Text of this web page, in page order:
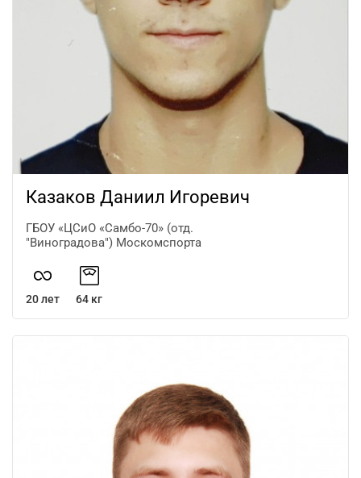
Казаков Даниил Игоревич
ГБОУ «ЦСиО «Самбо-70» (отд.
"Виноградова") Москомспорта
20 лет 64 кг